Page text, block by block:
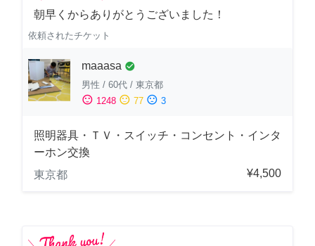
朝早くからありがとうございました！
依頼されたチケット
maaasa check_circle
男性 / 60代 / 東京都
sentiment_satisfied 1248 sentiment_neutral 77 sentiment_dissatisfied 3
照明器具・ＴＶ・スイッチ・コンセント・インタ
ーホン交換
東京都
¥4,500